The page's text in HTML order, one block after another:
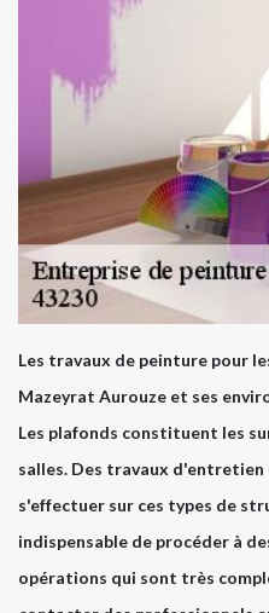
Les travaux de peinture pour
Mazeyrat Aurouze et ses
Les plafonds constituent les
salles. Des travaux
s'effectuer sur ces types de
indispensable de procéder à
opérations qui sont très